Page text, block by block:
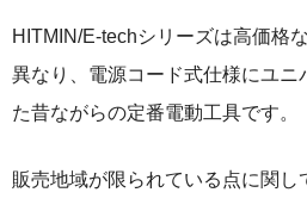
HITMIN/E-techシリーズは高価格
異なり、電源コード式仕様にユニ
た昔ながらの定番電動工具です。
販売地域が限られている点に関